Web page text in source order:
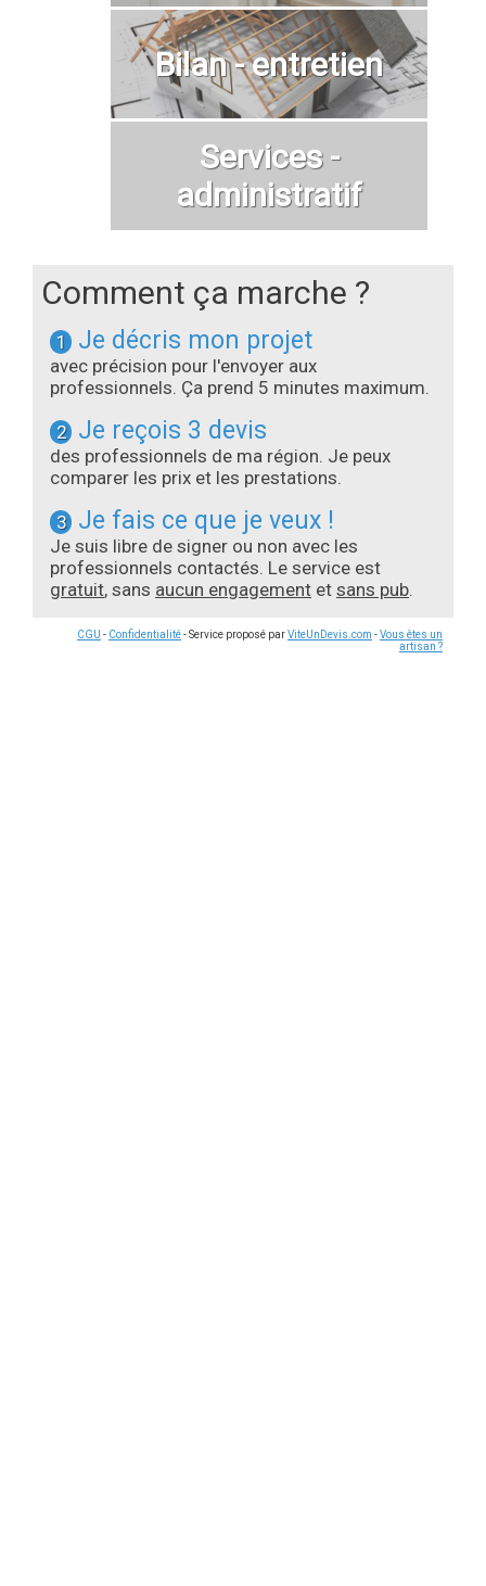
Bilan - entretien
Services -
administratif
Comment ça marche ?
1 Je décris mon projet
avec précision pour l'envoyer aux
professionnels. Ça prend 5 minutes maximum.
2 Je reçois 3 devis
des professionnels de ma région. Je peux
comparer les prix et les prestations.
3 Je fais ce que je veux !
Je suis libre de signer ou non avec les
professionnels contactés. Le service est
gratuit, sans aucun engagement et sans pub.
CGU - Confidentialité- Service proposé parViteUnDevis.com -Vous êtes un
artisan ?